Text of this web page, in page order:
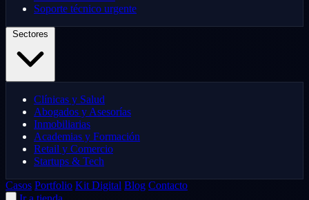
Soporte técnico urgente
Clínicas y Salud
Abogados y Asesorías
Inmobiliarias
Academias y Formación
Retail y Comercio
Startups & Tech
Casos Portfolio Kit Digital Blog Contacto